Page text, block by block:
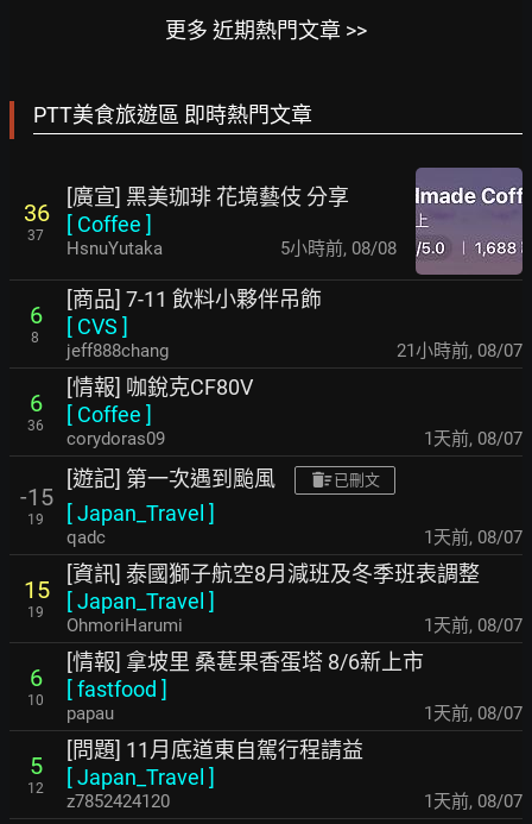
更多 近期熱門文章 >>
PTT美食旅遊區 即時熱門文章
36
37
[廣宣] 黑美珈琲 花境藝伎 分享
[ Coffee ]
HsnuYutaka 5小時前, 08/08
6
8
[商品] 7-11 飲料小夥伴吊飾
[ CVS ]
jeff888chang 21小時前, 08/07
6
36
[情報] 咖銳克CF80V
[ Coffee ]
corydoras09 1天前, 08/07
-15
19
[遊記] 第一次遇到颱風 已刪文
[Japan_Travel ]
qadc 1天前, 08/07
15
19
[資訊] 泰國獅子航空8月減班及冬季班表調整
[Japan_Travel ]
OhmoriHarumi 1天前, 08/07
6
10
[情報] 拿坡里 桑葚果香蛋塔 8/6新上市
[fastfood ]
papau 1天前, 08/07
5
12
[問題] 11月底道東自駕行程請益
[Japan_Travel ]
z7852424120 1天前, 08/07